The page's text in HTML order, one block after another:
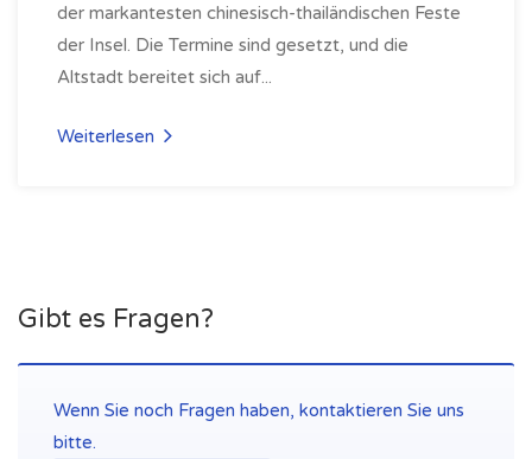
der markantesten chinesisch-thailändischen Feste
der Insel. Die Termine sind gesetzt, und die
Altstadt bereitet sich auf...
Weiterlesen
Gibt es Fragen?
Wenn Sie noch Fragen haben, kontaktieren Sie uns
bitte.